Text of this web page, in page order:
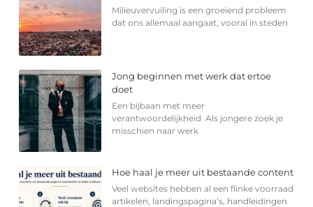
Milieuvervuiling is een groeiend probleem
dat ons allemaal aangaat, vooral in steden
Jong beginnen met werk dat ertoe
doet
Een bijbaan met meer
verantwoordelijkheid Als jongere zoek je
misschien naar werk
Hoe haal je meer uit bestaande content
Veel websites hebben al een flinke voorraad
artikelen, landingspagina’s, handleidingen